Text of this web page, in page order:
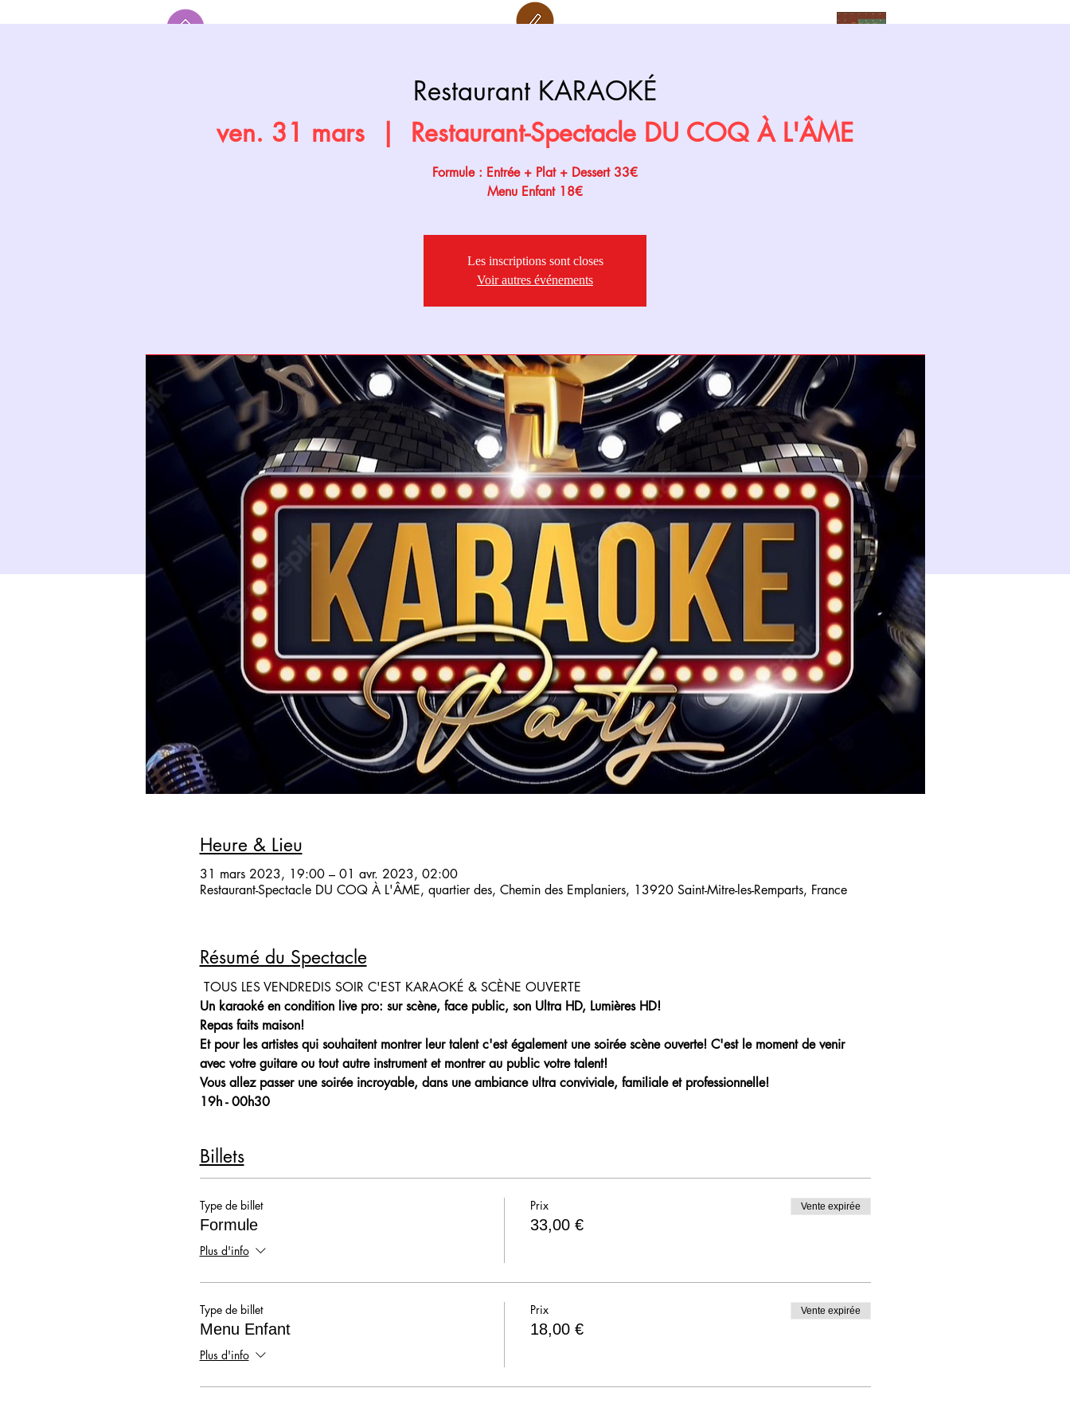
Restaurant KARAOKÉ
ven. 31 mars Restaurant-Spectacle DU COQ À L'ÂME
Formule : Entrée + Plat + Dessert 33€
Menu Enfant 18€
Les inscriptions sont closes
Voir autres événements
Heure & Lieu
31 mars 2023, 19:00 – 01 avr. 2023, 02:00
Restaurant-Spectacle DU COQ À L'ÂME, quartier des, Chemin des Emplaniers, 13920 Saint-Mitre-les-Remparts, France
Résumé du Spectacle
TOUS LES VENDREDIS SOIR C'EST KARAOKÉ & SCÈNE OUVERTE
Un karaoké en condition live pro: sur scène, face public, son Ultra HD, Lumières HD!
Repas faits maison!
Et pour les artistes qui souhaitent montrer leur talent c'est également une soirée scène ouverte! C'est le moment de venir
avec votre guitare ou tout autre instrument et montrer au public votre talent!
Vous allez passer une soirée incroyable, dans une ambiance ultra conviviale, familiale et professionnelle!
19h - 00h30
Billets
Type de billet
Formule
Plus d'info
Prix
33,00 €
Vente expirée
Type de billet
Menu Enfant
Plus d'info
Prix
18,00 €
Vente expirée